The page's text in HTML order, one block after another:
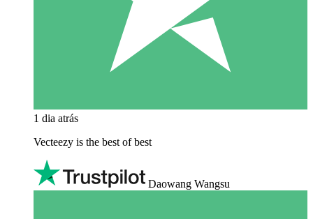
1 dia atrás
Vecteezy is the best of best
Daowang Wangsu